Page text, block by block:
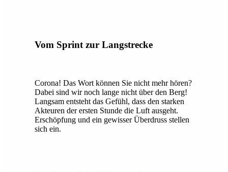
Vom Sprint zur Langstrecke
Corona! Das Wort können Sie nicht mehr hören?
Dabei sind wir noch lange nicht über den Berg!
Langsam entsteht das Gefühl, dass den starken
Akteuren der ersten Stunde die Luft ausgeht.
Erschöpfung und ein gewisser Überdruss stellen
sich ein.